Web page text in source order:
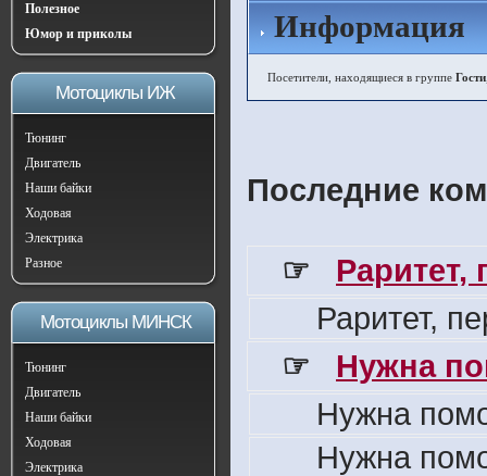
Полезное
Юмор и приколы
Мотоциклы ИЖ
Тюнинг
Двигатель
Наши байки
Ходовая
Электрика
Разное
Мотоциклы МИНСК
Тюнинг
Двигатель
Наши байки
Ходовая
Электрика
Информация
Посетители, находящиеся в группе Гости
Последние
☞
Раритет,
Раритет,
☞
Нужна
Нужна
Нужна